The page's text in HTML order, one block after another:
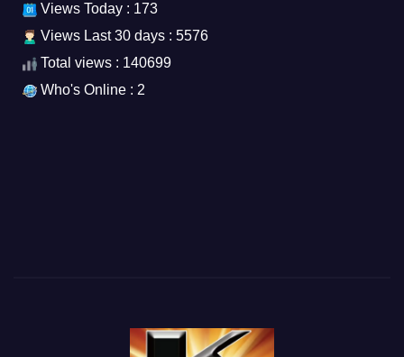
Views Today : 173
Views Last 30 days : 5576
Total views : 140699
Who's Online : 2